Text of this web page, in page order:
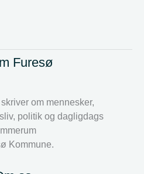
Furesø
om mennesker,
politik og dagligdags
Kommune.